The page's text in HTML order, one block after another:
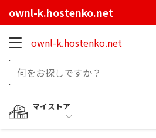
ownl-k.hostenko.net
ownl-k.hostenko.net
マイストア